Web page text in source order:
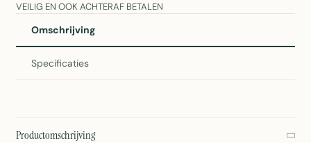
VEILIG EN OOK ACHTERAF BETALEN
Omschrijving
Specificaties
Productomschrijving